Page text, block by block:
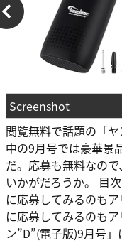
Screenshot
閲覧無料で話題の「
中の9月号では豪華景
だ。応募も無料なの
いかがだろうか。 目
に応募してみるのも
に応募してみるのも
ン”D”(電子版)9月号